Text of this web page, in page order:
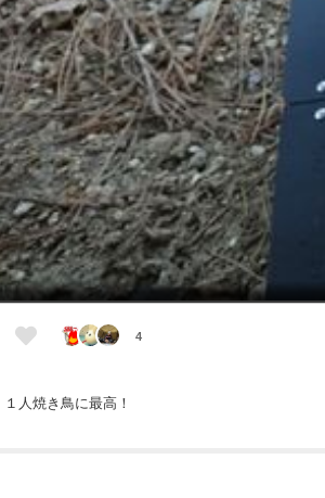
4
１人焼き鳥に最高！